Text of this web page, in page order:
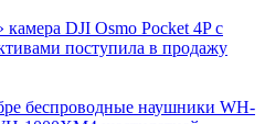
DJI Osmo Pocket 4P с
поступила в продажу
беспроводные наушники WH-